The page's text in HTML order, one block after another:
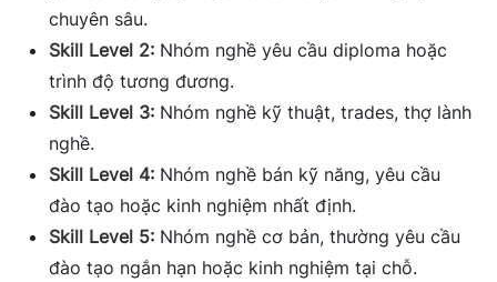
chuyên sâu.
Skill Level 2: Nhóm nghề yêu cầu diploma hoặc
trình độ tương đương.
Skill Level 3: Nhóm nghề kỹ thuật, trades, thợ lành
nghề.
Skill Level 4: Nhóm nghề bán kỹ năng, yêu cầu
đào tạo hoặc kinh nghiệm nhất định.
Skill Level 5: Nhóm nghề cơ bản, thường yêu cầu
đào tạo ngắn hạn hoặc kinh nghiệm tại chỗ.